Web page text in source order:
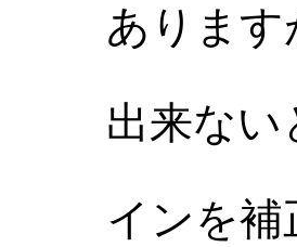
ありま
出来な
インを